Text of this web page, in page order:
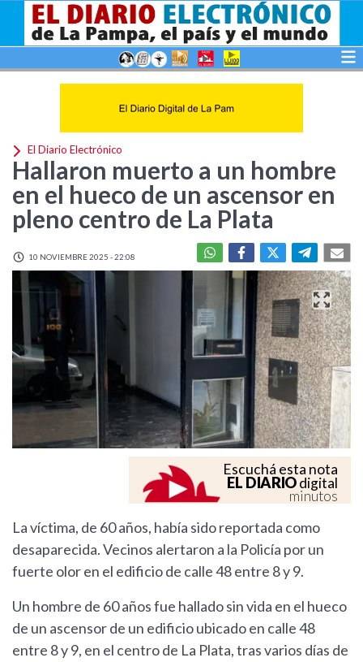
El Diario Electrónico
Hallaron muerto a un hombre
en el hueco de un ascensor en
pleno centro de La Plata
10 NOVIEMBRE 2025 - 22:08
Escuchá esta nota
EL DIARIOdigital
minutos
La víctima, de 60 años, había sido reportada como
desaparecida. Vecinos alertaron a la Policía por un
fuerte olor en el edificio de calle 48 entre 8 y 9.
Un hombre de 60 años fue hallado sin vida en el hueco
de un ascensor de un edificio ubicado en calle 48
entre 8 y 9, en el centro de La Plata, tras varios días de